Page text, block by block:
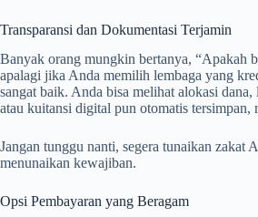
Transparansi dan Dokumentasi Terjamin
Banyak orang mungkin bertanya, “Apakah
apalagi jika Anda memilih lembaga yang
sangat baik. Anda bisa melihat alokasi
atau kuitansi digital pun otomatis
Jangan tunggu nanti, segera tunaikan zakat
menunaikan kewajiban.
Opsi Pembayaran yang Beragam